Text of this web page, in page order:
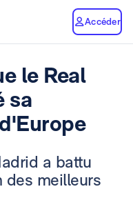
Accéder
le Real
sa
a battu
des meilleurs